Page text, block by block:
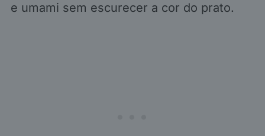
e umami sem escurecer a cor do prato.